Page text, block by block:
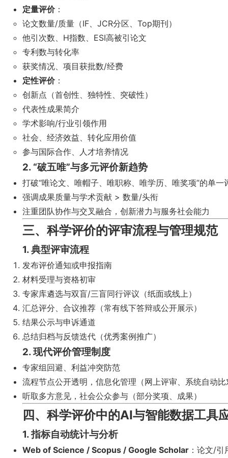
定量评价：
论文数量/质量（IF、JCR分区、Top期刊）
他引次数、H指数、ESI高被引论文
专利数与转化率
获奖情况、项目获批数/经费
定性评价：
创新点（首创性、独特性、突破性）
代表性成果简介
学术影响/行业引领作用
社会、经济效益、转化应用价值
参与国际合作、人才培养情况
2. “破五唯”与多元评价新趋势
打破“唯论文、唯帽子、唯职称、唯学历、唯奖项”的单一
强调成果质量与学术贡献 > 数量/头衔
注重团队协作与交叉融合，创新潜力与服务社会能力
三、科学评价的评审流程与管理规范
1. 典型评审流程
发布评价通知或申报指南
材料受理与资格初审
专家库遴选与双盲/三盲同行评议（纸面或线上）
汇总评分、合议推荐（常有线下答辩或公开展示）
结果公示与申诉通道
总结归档与反馈迭代（优秀案例推广）
2. 现代评价管理制度
专家组回避、利益冲突防范
流程节点公开透明，信息化管理（网上评审、系统自动比
听取多方意见，社会公众参与（部分奖项、成果）
四、科学评价中的AI与智能数据工具
1. 指标自动统计与分析
Web of Science / Scopus / Google Scholar ：论文/